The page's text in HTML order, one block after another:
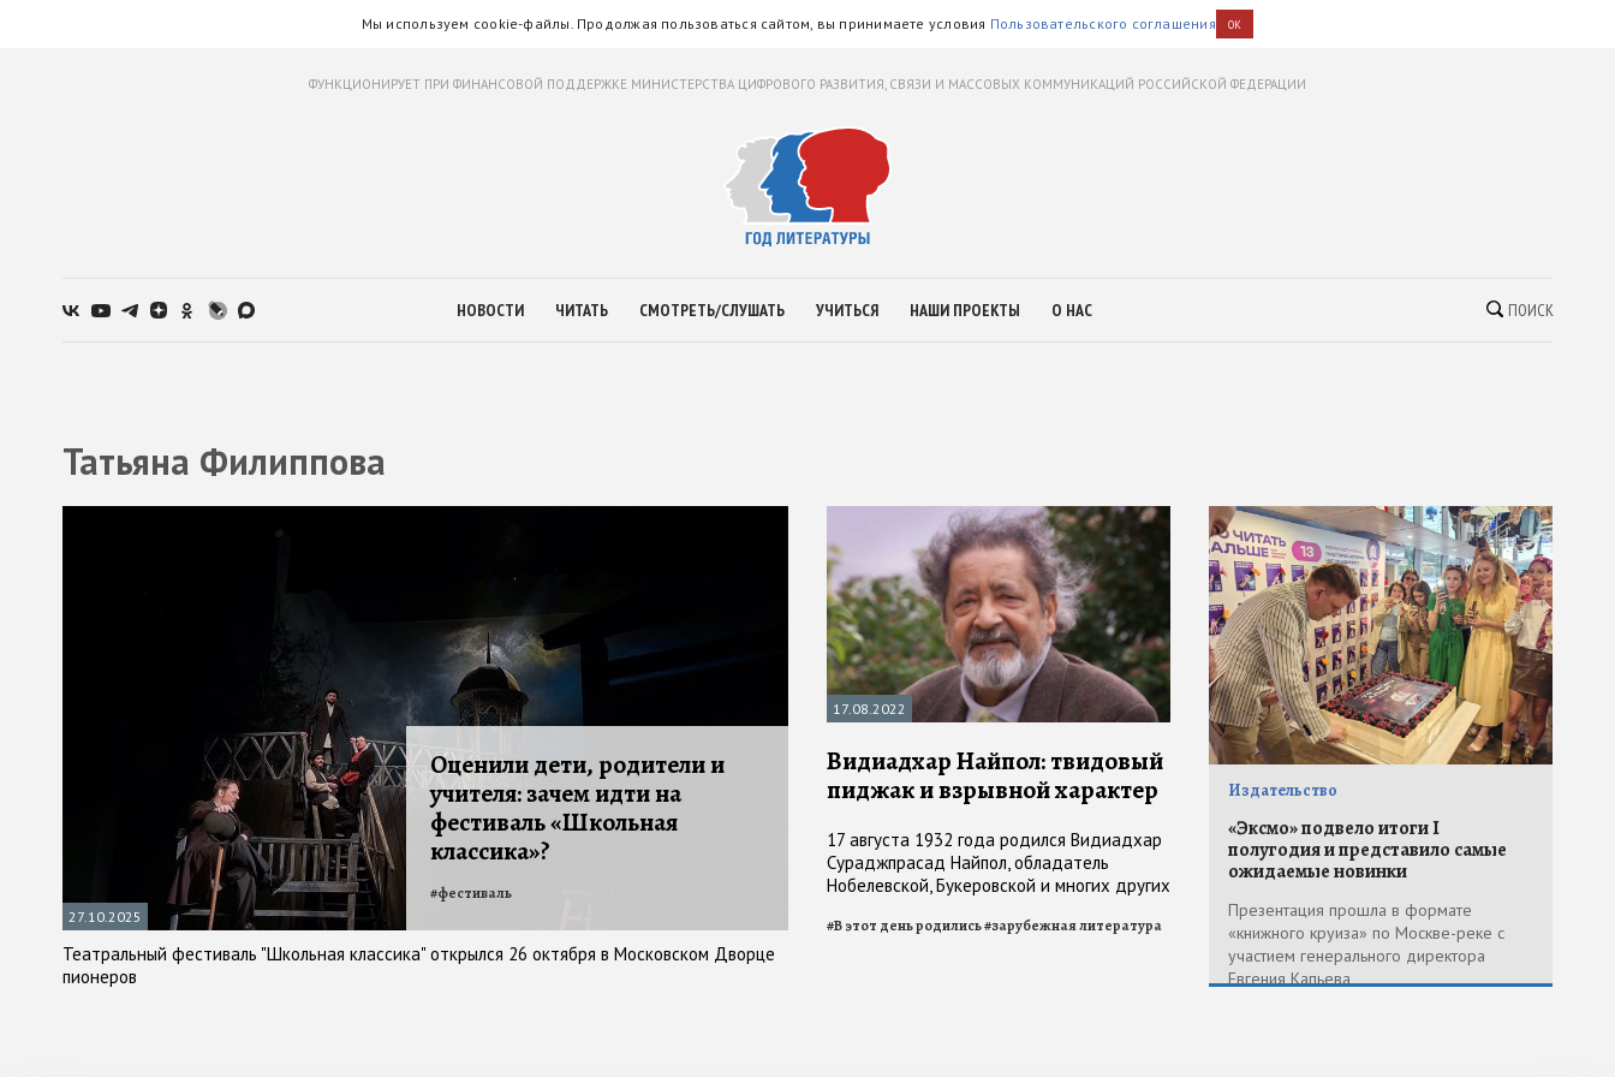
Мы используем cookie-файлы. Продолжая пользоваться сайтом, вы принимаете условия Пользовательского соглашения OK
ФУНКЦИОНИРУЕТ ПРИ ФИНАНСОВОЙ ПОДДЕРЖКЕ МИНИСТЕРСТВА ЦИФРОВОГО РАЗВИТИЯ, СВЯЗИ И МАССОВЫХ КОММУНИКАЦИЙ РОССИЙСКОЙ ФЕДЕРАЦИИ
НОВОСТИ ЧИТАТЬ СМОТРЕТЬ/СЛУШАТЬ УЧИТЬСЯ НАШИ ПРОЕКТЫ О НАС ПОИСК
Татьяна Филиппова
27.10.2025
Оценили дети, родители и
учителя: зачем идти на
фестиваль «Школьная
классика»?
Театральный фестиваль "Школьная классика" открылся 26 октября в Московском Дворце
пионеров
#фестиваль
17.08.2022
Видиадхар Найпол: твидовый
пиджак и взрывной характер
17 августа 1932 года родился Видиадхар
Сураджпрасад Найпол, обладатель
Нобелевской, Букеровской и многих других
Диккенсом и Толстым
#В этот день родились#зарубежная литература
Издательство
«Эксмо» подвело итоги I
полугодия и представило самые
ожидаемые новинки
Презентация прошла в формате
«книжного круиза» по Москве-реке с
участием генерального директора
Евгения Капьева